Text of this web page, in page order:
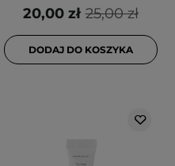
25,00 zł
20,00 zł
DODAJ DO KOSZYKA